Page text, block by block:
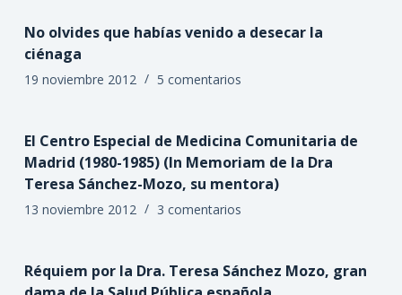
No olvides que habías venido a desecar la
ciénaga
19 noviembre 2012 5 comentarios
El Centro Especial de Medicina Comunitaria de
Madrid (1980-1985) (In Memoriam de la Dra
Teresa Sánchez-Mozo, su mentora)
13 noviembre 2012 3 comentarios
Réquiem por la Dra. Teresa Sánchez Mozo, gran